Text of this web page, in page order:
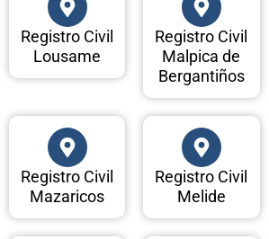
Registro Civil
Lousame
Registro Civil
Malpica de
Bergantiños
Registro Civil
Mazaricos
Registro Civil
Melide